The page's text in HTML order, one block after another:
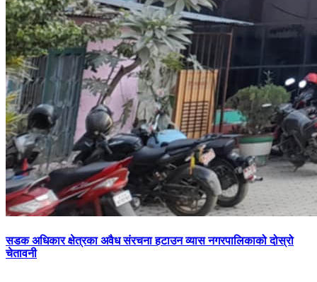
सडक अधिकार क्षेत्रका अवैध संरचना हटाउन व्यास नगरपालिकाको दोस्रो
चेतावनी